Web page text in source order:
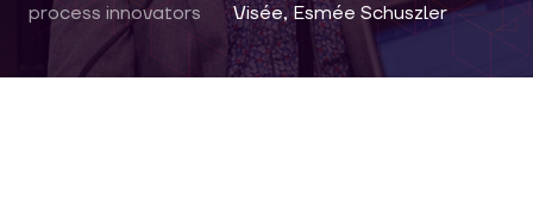
process innovators
Visée, Esmée Schuszler